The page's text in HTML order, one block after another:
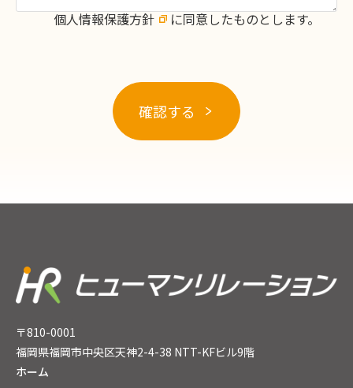
個人情報保護方針 に同意したものとします。
〒810-0001
福岡県福岡市中央区天神2-4-38 NTT-KFビル9階
ホーム